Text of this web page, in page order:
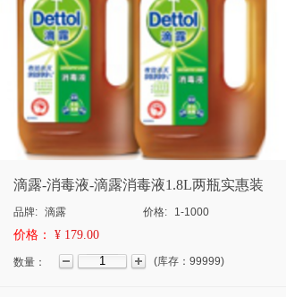
滴露-消毒液-滴露消毒液1.8L两瓶实惠装
品牌: 滴露 价格: 1-1000
价格： ¥ 179.00
数量： (库存： 99999)